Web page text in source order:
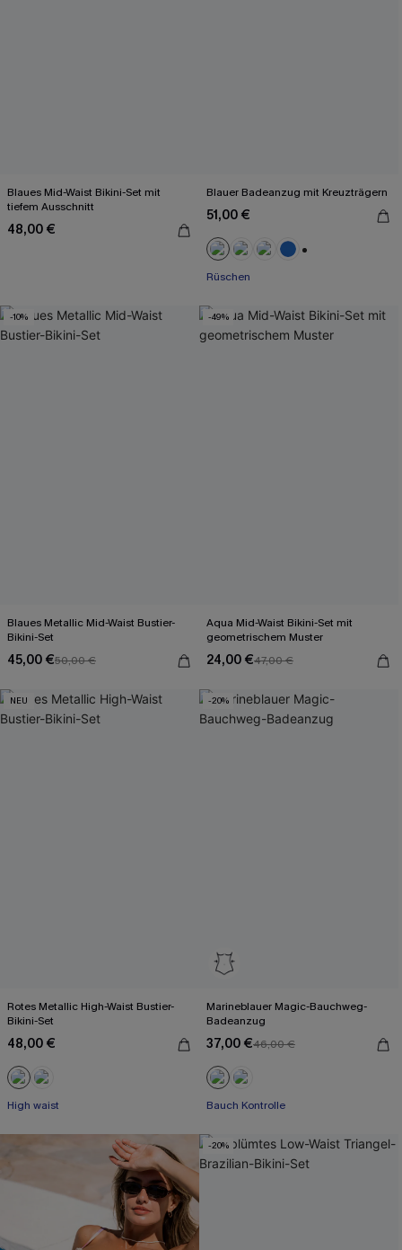
Blaues Mid-Waist Bikini-Set mit
tiefem Ausschnitt
48,00 €
Blauer Badeanzug mit Kreuzträgern
51,00 €
Rüschen
-10%
Blaues Metallic Mid-Waist Bustier-
Bikini-Set
45,00 €50,00 €
-49%
Aqua Mid-Waist Bikini-Set mit
geometrischem Muster
24,00 €47,00 €
NEU
Rotes Metallic High-Waist Bustier-
Bikini-Set
48,00 €
High waist
-20%
Marineblauer Magic-Bauchweg-
Badeanzug
37,00 €46,00 €
Bauch Kontrolle
-20%